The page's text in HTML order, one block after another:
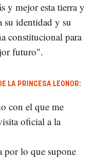
y mejor esta tierra y
su identidad y su
constitucional para
futuro".
LA PRINCESA LEONOR:
con el que me
oficial a la
por lo que supone